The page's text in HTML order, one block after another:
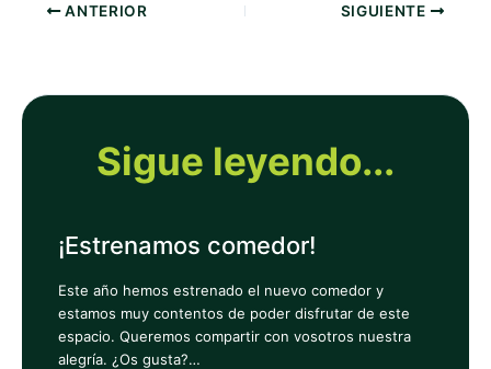
ANTERIOR SIGUIENTE
Sigue leyendo...
¡Estrenamos comedor!
Este año hemos estrenado el nuevo comedor y
estamos muy contentos de poder disfrutar de este
espacio. Queremos compartir con vosotros nuestra
alegría. ¿Os gusta?…